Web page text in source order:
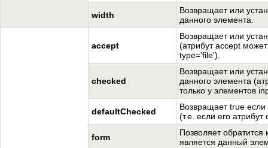
width
Возвращает или
данного элемента.
accept
Возвращает или
(атрибут accept может
type='file').
checked
Возвращает или
данного элемента
только у элементов
defaultCheсked
Возвращает true
(т.е. если его
form
Позволяет
является данный